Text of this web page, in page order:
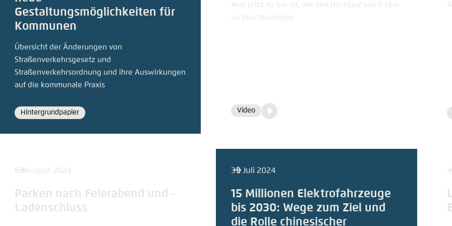
Gestaltungsmöglichkeiten für
Kommunen
Übersicht der Änderungen von
Straßenverkehrsgesetz und
Straßenverkehrsordnung und ihre Auswirkungen
auf die kommunale Praxis
Format
Hintergrundpapier
Was jetzt zu tun ist, um den Hochlauf von E-Lkw
zu beschleunigen
Format
Video
Media
Video
6. August 2024
Parken nach Feierabend und ­
Ladenschluss
31. Juli 2024
15 Millionen Elektrofahrzeuge
bis 2030: Wege zum Ziel und
die Rolle chinesischer
Noch kein Benutzerkonto?
Einstellung für diese Webseite im Browser speichern